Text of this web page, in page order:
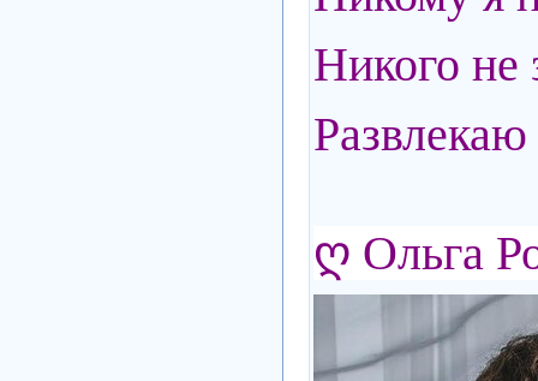
Никого не
ღ Ольга